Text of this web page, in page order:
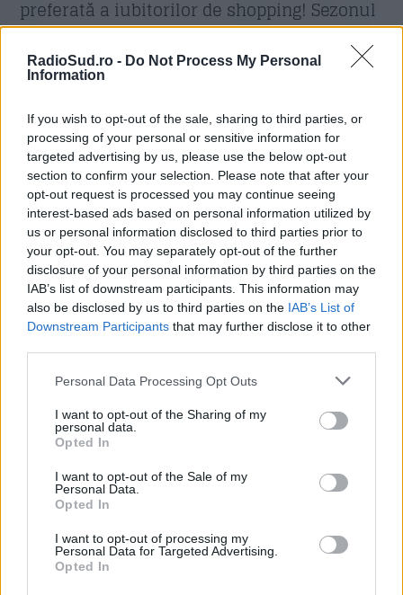
RadioSud.ro - Do Not Process My Personal
Information
If you wish to opt-out of the sale, sharing to third parties, or
processing of your personal or sensitive information for
targeted advertising by us, please use the below opt-out
section to confirm your selection. Please note that after your
opt-out request is processed you may continue seeing
interest-based ads based on personal information utilized by
us or personal information disclosed to third parties prior to
your opt-out. You may separately opt-out of the further
disclosure of your personal information by third parties on the
IAB’s list of downstream participants. This information may
also be disclosed by us to third parties on the IAB’s List of
Downstream Participants that may further disclose it to other
Please note that this website/app uses one or more Google
not limited to your visit or usage behaviour. You may click to
grant or deny consent to Google and its third-party tags to
use your data for below specified purposes in below Google
consent section.
Personal Data Processing Opt Outs
I want to opt-out of the Sharing of my
personal data.
Opted In
I want to opt-out of the Sale of my
Personal Data.
Opted In
I want to opt-out of processing my
Personal Data for Targeted Advertising.
Opted In
preferată a iubitorilor de shopping! Sezonul
reducerilor a început, iar magazinele din
întreaga galerie comercială își întâmpină
până la 50% și colecții de sezon la prețuri
irezistibile. Indiferent dacă ești în căutarea
unei ținute de vacanță, a celor mai noi
gadgeturi sau a unor produse pentru casă,
reducerile de vară sunt ocazia perfectă să
faci achiziții inteligente. Grăbește-te,
stocurile sunt limitate, iar reducerile sunt
valabile doar pentru o perioadă
determinată!
Inspirația o poți găsi în paginile de social
media, unde anunțăm cele mai fresh
trenduri și reducerile brand-urilor
preferate, așa că urmărește-ne în online,
InstagramsiTik Tok
@electroputeremall